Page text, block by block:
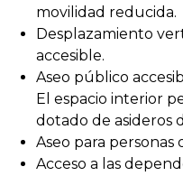
movilidad reducida.
Desplazamiento
accesible.
Aseo público
El espacio interior
dotado de asideros
Aseo para personas
Acceso a las